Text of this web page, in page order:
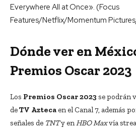
Everywhere All at Once». (Focus
Features/Netflix/Momentum
Dónde ver en
Premios Oscar 2023
Los Premios Oscar 2023 se podrán
deTV Azteca en el Canal 7, además
señales de TNTy enHBO Maxvía